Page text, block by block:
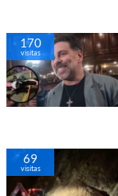
170
visitas
69
visitas